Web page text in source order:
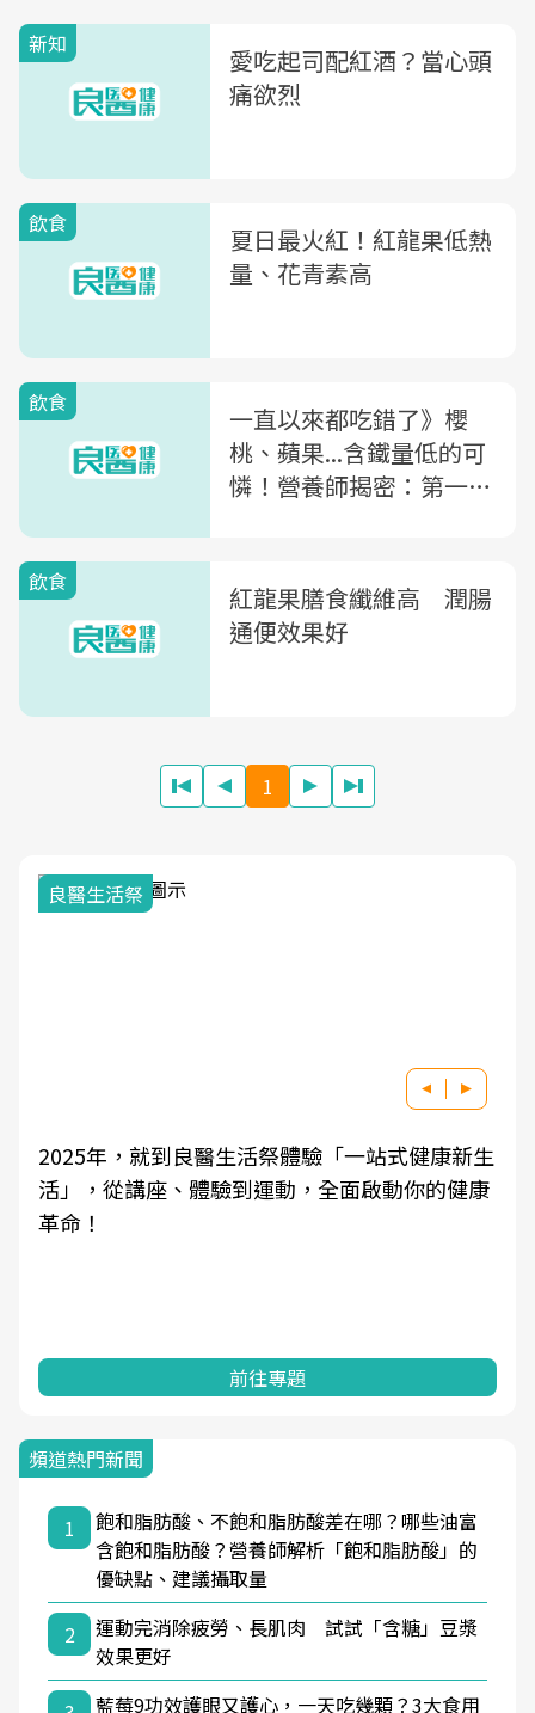
新知
愛吃起司配紅酒？當心頭
痛欲烈
飲食
夏日最火紅！紅龍果低熱
量、花青素高
飲食
一直以來都吃錯了》櫻
桃、蘋果...含鐵量低的可
憐！營養師揭密：第一名
飲食
紅龍果膳食纖維高 潤腸
通便效果好
1
良醫生活祭
2025年，就到良醫生活祭體驗「一站式健康新生
活」，從講座、體驗到運動，全面啟動你的健康
革命！
前往專題
頻道熱門新聞
1
飽和脂肪酸、不飽和脂肪酸差在哪？哪些油富
含飽和脂肪酸？營養師解析「飽和脂肪酸」的
優缺點、建議攝取量
2
運動完消除疲勞、長肌肉 試試「含糖」豆漿
效果更好
藍莓9功效護眼又護心，一天吃幾顆？3大食用